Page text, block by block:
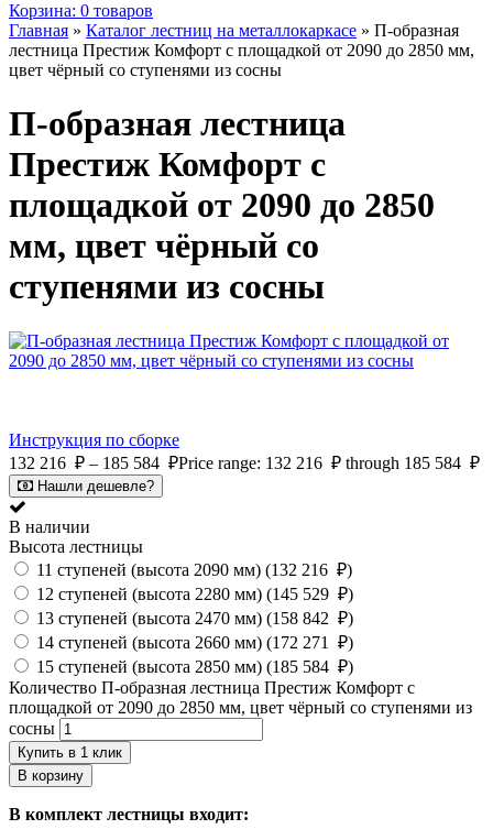
Корзина: 0 товаров
Главная » Каталог лестниц на металлокаркасе » П-образная
лестница Престиж Комфорт с площадкой от 2090 до 2850 мм,
цвет чёрный со ступенями из сосны
П-образная лестница
Престиж Комфорт с
площадкой от 2090 до 2850
мм, цвет чёрный со
ступенями из сосны
Инструкция по сборке
132 216 ₽ – 185 584 ₽Price range: 132 216 ₽ through 185 584 ₽
Нашли дешевле?
В наличии
Высота лестницы
11 ступеней (высота 2090 мм) (132 216 ₽)
12 ступеней (высота 2280 мм) (145 529 ₽)
13 ступеней (высота 2470 мм) (158 842 ₽)
14 ступеней (высота 2660 мм) (172 271 ₽)
15 ступеней (высота 2850 мм) (185 584 ₽)
Количество П-образная лестница Престиж Комфорт с
площадкой от 2090 до 2850 мм, цвет чёрный со ступенями из
сосны
Купить в 1 клик
В корзину
В комплект лестницы входит: